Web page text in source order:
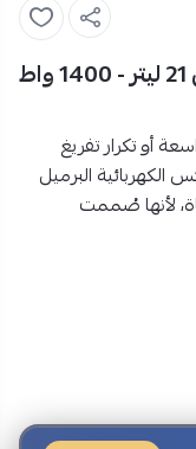
دبليو بوكس مكنسة كهربائية برميل 21 ليتر - 1400 واط
أو تكرار تفريغ
البرميل
لأنها صُممت
العميق